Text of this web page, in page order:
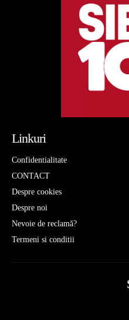
Linkuri
Confidentialitate
CONTACT
Despre cookies
Despre noi
Nevoie de reclamă?
Termeni si conditii